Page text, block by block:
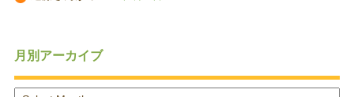
月別アーカイブ